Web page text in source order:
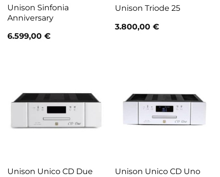
Unison Sinfonia
Anniversary
6.599,00 €
Unison Triode 25
3.800,00 €
Unison Unico CD Due
Unison Unico CD Uno